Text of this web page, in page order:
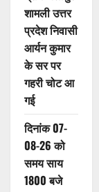
शामली उत्तर
प्रदेश निवासी
आर्यन कुमार
के सर पर
गहरी चोट आ
गई
दिनांक 07-
08-26 को
समय साय
1800 बजे